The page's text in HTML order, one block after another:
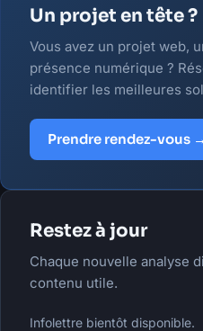
Un projet en tête ?
Vous avez un projet web,
présence numérique ?
identifier les meilleures
Prendre rendez-vous →
Restez à jour
Chaque nouvelle analyse
contenu utile.
Infolettre bientôt disponible.